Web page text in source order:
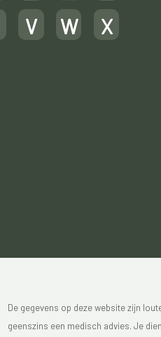
V W
X
De gegevens op deze website zijn
geenszins een medisch advies. Je